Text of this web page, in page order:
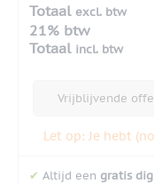
Totaal excl. btw
21% btw
Totaal incl. btw
Vrijblijvende
Let op: Je hebt
✔ Altijd een gratis